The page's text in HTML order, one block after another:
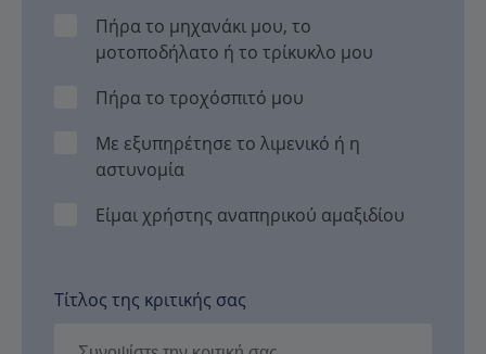
Πήρα το μηχανάκι μου, το
μοτοποδήλατο ή το τρίκυκλο μου
Πήρα το τροχόσπιτό μου
Με εξυπηρέτησε το λιμενικό ή η
αστυνομία
Είμαι χρήστης αναπηρικού αμαξιδίου
Τίτλος της κριτικής σας